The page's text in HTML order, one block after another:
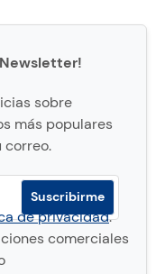
sobre
más populares
correo.
de privacidad.
comerciales